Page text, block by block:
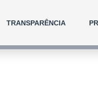
TRANSPARÊNCIA